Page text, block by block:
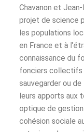
Chavanon et
projet de science
les populations
en France et à
connaissance du
fonciers collectifs
sauvegarder ou
leurs apports aux
optique de
cohésion sociale